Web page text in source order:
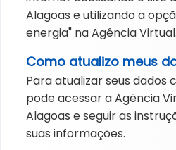
Alagoas e utilizando a
energia" na Agência Virtual.
Como atualizo meus
Para atualizar seus dados
pode acessar a Agência
Alagoas e seguir as
suas informações.